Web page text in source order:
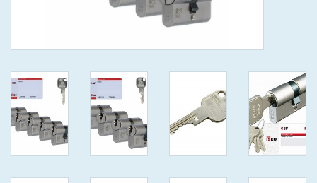
IEDERE GEWENSTE MAAT MET
GEWONE GENUMMERDE
VEILIGE SLEUTELS SKG***
ISEO F 6 EXTRA S